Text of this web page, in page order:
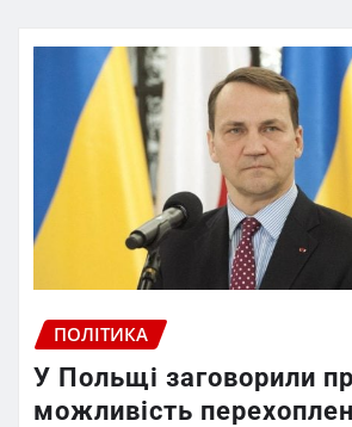
ПОЛІТИКА
У Польщі заговорили
можливість